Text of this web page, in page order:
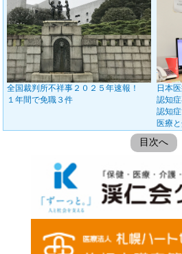
全国裁判所不祥事２０２５年速報！
１年間で免職３件
日本
認知
認知
医療
目次へ